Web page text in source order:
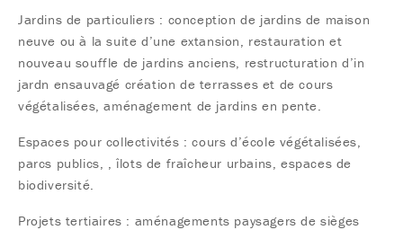
Jardins de particuliers : conception de jardins de maison
neuve ou à la suite d’une extansion, restauration et
nouveau souffle de jardins anciens, restructuration d’in
jardn ensauvagé création de terrasses et de cours
végétalisées, aménagement de jardins en pente.
Espaces pour collectivités : cours d’école végétalisées,
parcs publics, , îlots de fraîcheur urbains, espaces de
biodiversité.
Projets tertiaires : aménagements paysagers de sièges